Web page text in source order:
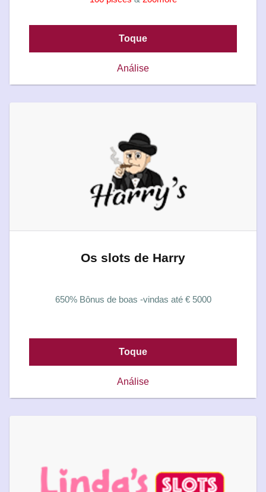
Toque
Análise
Os slots de Harry
650% Bônus de boas -vindas até € 5000
Toque
Análise